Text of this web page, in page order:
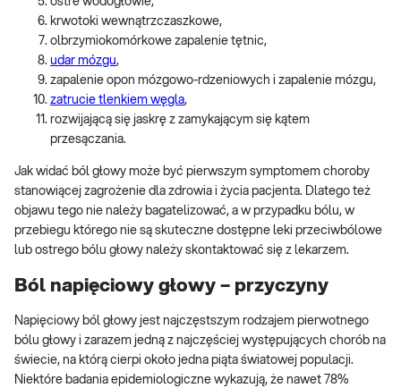
krwotoki wewnątrzczaszkowe,
olbrzymiokomórkowe zapalenie tętnic,
udar mózgu,
zapalenie opon mózgowo-rdzeniowych i zapalenie mózgu,
zatrucie tlenkiem węgla,
rozwijającą się jaskrę z zamykającym się kątem
przesączania.
Jak widać ból głowy może być pierwszym symptomem choroby
stanowiącej zagrożenie dla zdrowia i życia pacjenta. Dlatego też
objawu tego nie należy bagatelizować, a w przypadku bólu, w
przebiegu którego nie są skuteczne dostępne leki przeciwbólowe
lub ostrego bólu głowy należy skontaktować się z lekarzem.
Ból napięciowy głowy – przyczyny
Napięciowy ból głowy jest najczęstszym rodzajem pierwotnego
bólu głowy i zarazem jedną z najczęściej występujących chorób na
świecie, na którą cierpi około jedna piąta światowej populacji.
Niektóre badania epidemiologiczne wykazują, że nawet 78%